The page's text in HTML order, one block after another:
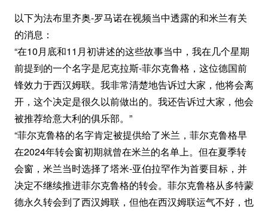
以下为法布里齐奥-罗马诺在视频当中透露的和米兰有关
的消息：
“在10月底和11月初讲述的这些故事当中，我在几个星期
前提到的一个名字是尼克拉斯-菲尔克鲁格，这位德国前
锋效力于西汉姆联。我非常清楚地告诉过大家，他将会离
开，这个决定是很久以前做出的。我还告诉过大家，他会
被推荐给意大利的俱乐部。”
“菲尔克鲁格的名字肯定被提供给了米兰，菲尔克鲁格早
在2024年转会窗初期就曾在米兰的名单上。但在夏季转
会窗，米兰当时选择了塔米-亚伯拉罕作为首要目标，并
决定不继续推进菲尔克鲁格的转会。菲尔克鲁格从多特蒙
德永久转会到了西汉姆联，但他在西汉姆联运气不好，也